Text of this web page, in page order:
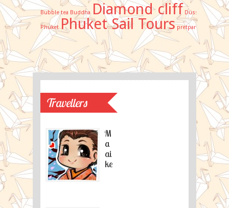
Bubble tea Buddha Diamond cliff Düsseldorf
Phuket Phuket Sail Tours pretpark schrijn
Travellers
M
a
ai
ke